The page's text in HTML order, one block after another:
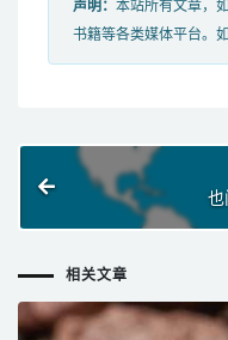
声明： 本站所有文章，
书籍等各类媒体平台。
也
相关文章